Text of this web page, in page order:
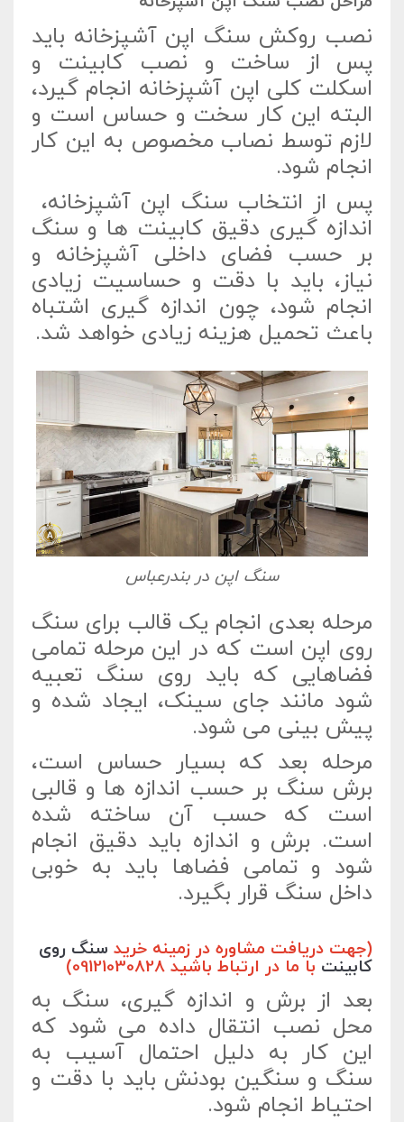
نصب روکش سنگ اپن آشپزخانه باید
پس از ساخت و نصب کابینت و
اسکلت کلی اپن آشپزخانه انجام گیرد،
البته این کار سخت و حساس است و
لازم توسط نصاب مخصوص به این کار
انجام شود.
پس از انتخاب سنگ اپن آشپزخانه،
اندازه گیری دقیق کابینت ها و سنگ
بر حسب فضای داخلی آشپزخانه و
نیاز، باید با دقت و حساسیت زیادی
انجام شود، چون اندازه گیری اشتباه
باعث تحمیل هزینه زیادی خواهد شد.
سنگ اپن در بندرعباس
مرحله بعدی انجام یک قالب برای سنگ
روی اپن است که در این مرحله تمامی
فضاهایی که باید روی سنگ تعبیه
شود مانند جای سینک، ایجاد شده و
پیش بینی می شود.
مرحله بعد که بسیار حساس است،
برش سنگ بر حسب اندازه ها و قالبی
است که حسب آن ساخته شده
است. برش و اندازه باید دقیق انجام
شود و تمامی فضاها باید به خوبی
داخل سنگ قرار بگیرد.
(جهت دریافت مشاوره در زمینه خرید سنگ روی
کابینت با ما در ارتباط باشید 09121030828)
بعد از برش و اندازه گیری، سنگ به
محل نصب انتقال داده می شود که
این کار به دلیل احتمال آسیب به
سنگ و سنگین بودنش باید با دقت و
احتیاط انجام شود.